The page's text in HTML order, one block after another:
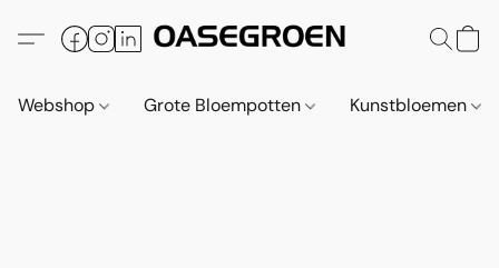
Webshop Grote Bloempotten Kunstbloemen